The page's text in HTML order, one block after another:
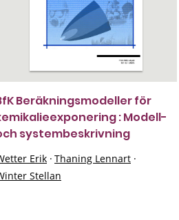
Beräkningsmodeller för
: Modell-
systembeskrivning
Erik · Thaning Lennart ·
Stellan